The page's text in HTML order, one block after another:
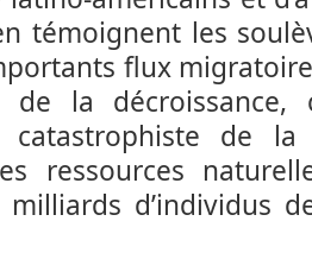
témoignent les
flux
de la décroissance,
catastrophiste de
ressources
milliards d’individus